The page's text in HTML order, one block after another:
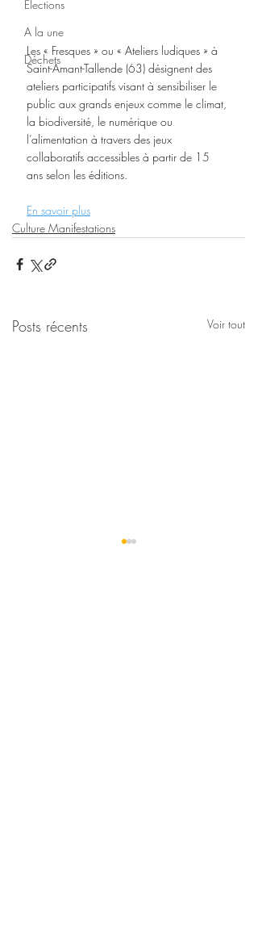
Élections
A la une
Déchets
Les « Fresques » ou « Ateliers ludiques » à
Saint-Amant-Tallende (63) désignent des
ateliers participatifs visant à sensibiliser le
public aux grands enjeux comme le climat,
la biodiversité, le numérique ou
l’alimentation à travers des jeux
collaboratifs accessibles à partir de 15
ans selon les éditions.
En savoir plus
Culture Manifestations
Posts récents Voir tout